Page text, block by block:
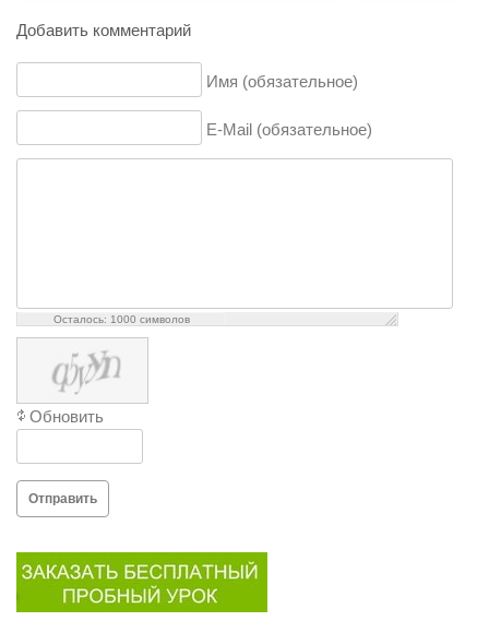
Добавить комментарий
Имя (обязательное)
E-Mail (обязательное)
Осталось: 1000 символов
Обновить
Отправить